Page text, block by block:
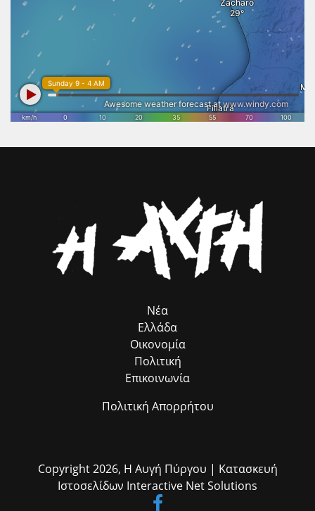
τοπική οικονομία. Η συγκλονιστική ανταπόκριση του κόσμου
απέδειξε ότι ο Επικούριος Απόλλωνας εξακολουθεί να συγκινεί και να
εμπνέει. Γι’ αυτό η ολοκλήρωση των εργασιών αποκατάστασης και η
απομάκρυνση του στεγάστρου δεν αποτελούν απλώς μια τεχνική
παρέμβαση, αλλά μια εθνική προτεραιότητα. Η Πολιτεία οφείλει να
επιταχύνει τις απαραίτητες διαδικασίες, ώστε η μοναδική
αρχιτεκτονική του Ναού να αναδειχθεί ξανά στο φυσικό της
περιβάλλον και να αποκτήσει τη θέση που πραγματικά της αξίζει
στον διεθνή πολιτιστικό χάρτη. Το Επιμελητήριο Ηλείας θα συνεχίσει
να στηρίζει κάθε πρωτοβουλία που συνδέει τον πολιτισμό με τη
βιώσιμη ανάπτυξη, την επιχειρηματικότητα και την εξωστρέφεια του
κληρονομιάς αποτελεί επένδυση στο μέλλον της Ηλείας και στις
Νέα
Ελλάδα
Οικονομία
Πολιτική
Επικοινωνία
Πολιτική Απορρήτου
Copyright 2026, Η Αυγή Πύργου | Κατασκευή
Ιστοσελίδων Interactive Net Solutions